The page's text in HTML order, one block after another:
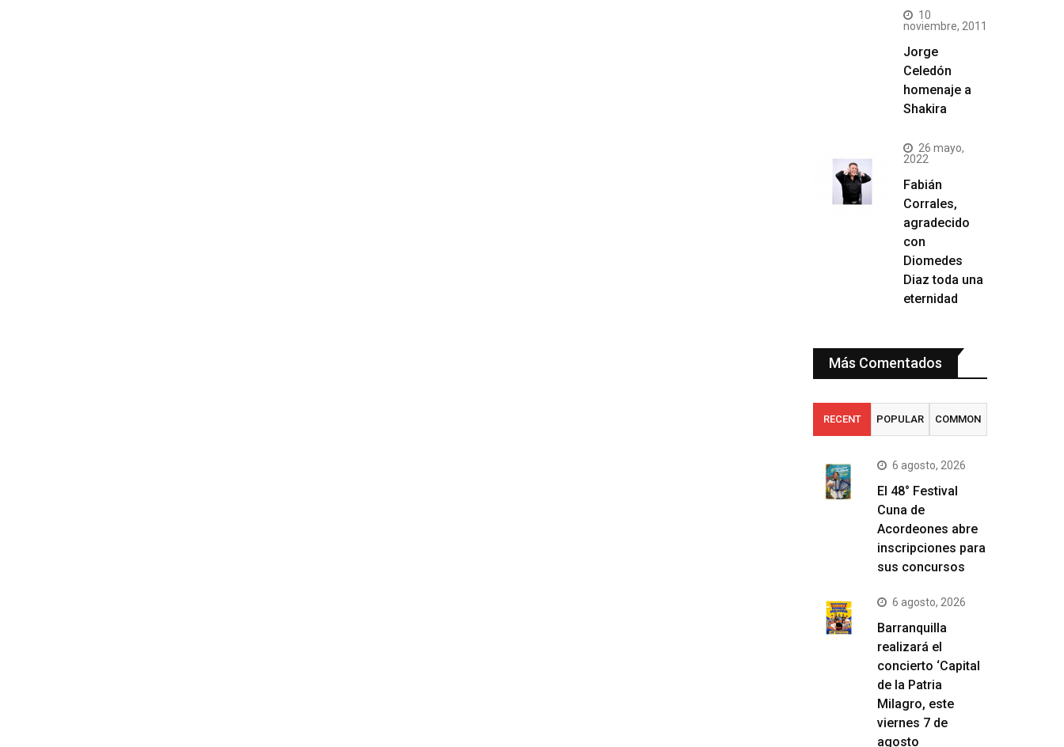
10
noviembre, 2011
Jorge
Celedón
homenaje a
Shakira
26 mayo,
2022
Fabián
Corrales,
agradecido
con
Diomedes
Diaz toda una
eternidad
Más Comentados
RECENT POPULAR COMMON
6 agosto, 2026
El 48° Festival
Cuna de
Acordeones abre
inscripciones para
sus concursos
6 agosto, 2026
Barranquilla
realizará el
concierto ‘Capital
de la Patria
Milagro, este
viernes 7 de
agosto